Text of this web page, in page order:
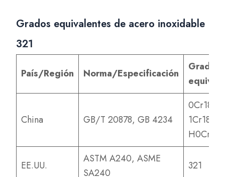
Grados equivalentes de acero inoxidable
321
País/Región Norma/Especificación
Grado
China GB/T 20878, GB 4234
EE.UU.
ASTM A240, ASME
SA240
321